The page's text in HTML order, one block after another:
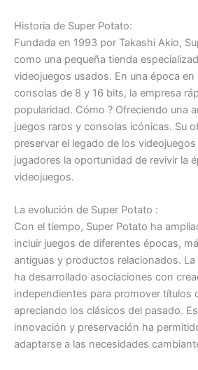
Historia de Super Potato:
Fundada en 1993 por Takashi Akio,
como una pequeña tienda
videojuegos usados. En una época en
consolas de 8 y 16 bits, la empresa
popularidad. Cómo ? Ofreciendo una
juegos raros y consolas icónicas. Su
preservar el legado de los
jugadores la oportunidad de revivir la
videojuegos.
La evolución de Super Potato :
Con el tiempo, Super Potato ha
incluir juegos de diferentes épocas,
antiguas y productos relacionados.
ha desarrollado asociaciones con
independientes para promover títulos
apreciando los clásicos del pasado.
innovación y preservación ha
adaptarse a las necesidades